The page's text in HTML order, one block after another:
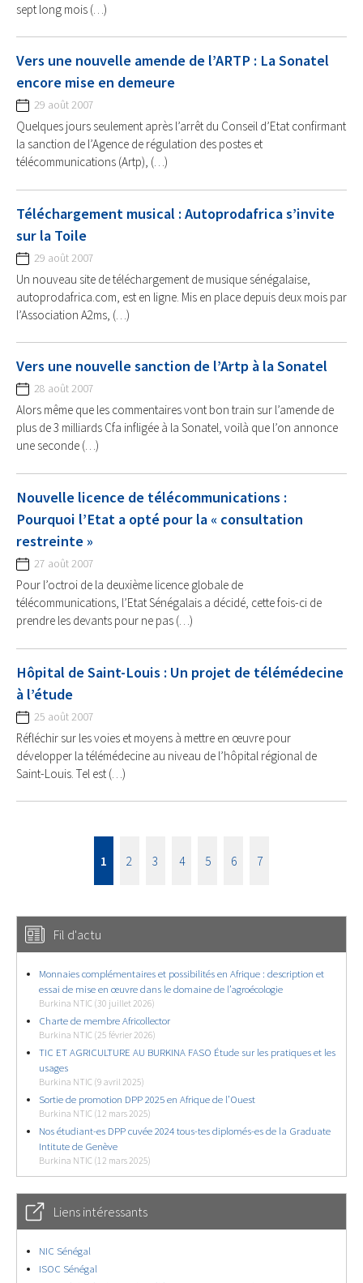
sept long mois (…)
Vers une nouvelle amende de l’ARTP : La Sonatel
encore mise en demeure
29 août 2007
Quelques jours seulement après l’arrêt du Conseil d’Etat confirmant
la sanction de l’Agence de régulation des postes et
télécommunications (Artp), (…)
Téléchargement musical : Autoprodafrica s’invite
sur la Toile
29 août 2007
Un nouveau site de téléchargement de musique sénégalaise,
autoprodafrica.com, est en ligne. Mis en place depuis deux mois par
l’Association A2ms, (…)
Vers une nouvelle sanction de l’Artp à la Sonatel
28 août 2007
Alors même que les commentaires vont bon train sur l’amende de
plus de 3 milliards Cfa infligée à la Sonatel, voilà que l’on annonce
une seconde (…)
Nouvelle licence de télécommunications :
Pourquoi l’Etat a opté pour la « consultation
restreinte »
27 août 2007
Pour l’octroi de la deuxième licence globale de
télécommunications, l’Etat Sénégalais a décidé, cette fois-ci de
prendre les devants pour ne pas (…)
Hôpital de Saint-Louis : Un projet de télémédecine
à l’étude
25 août 2007
Réfléchir sur les voies et moyens à mettre en œuvre pour
développer la télémédecine au niveau de l’hôpital régional de
Saint-Louis. Tel est (…)
1 2 3 4 5 6 7
Fil d'actu
Monnaies complémentaires et possibilités en Afrique : description et
essai de mise en œuvre dans le domaine de l’agroécologie
Burkina NTIC (30 juillet 2026)
Charte de membre Africollector
Burkina NTIC (25 février 2026)
TIC ET AGRICULTURE AU BURKINA FASO Étude sur les pratiques et les
usages
Burkina NTIC (9 avril 2025)
Sortie de promotion DPP 2025 en Afrique de l’Ouest
Burkina NTIC (12 mars 2025)
Nos étudiant-es DPP cuvée 2024 tous-tes diplomés-es de la Graduate
Intitute de Genève
Burkina NTIC (12 mars 2025)
Liens intéressants
NIC Sénégal
ISOC Sénégal